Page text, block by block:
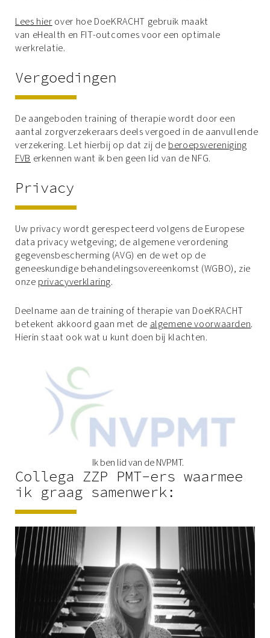
Lees hier over hoe DoeKRACHT gebruik maakt
van eHealth en FIT-outcomes voor een optimale
werkrelatie.
Vergoedingen
De aangeboden training of therapie wordt door een
aantal zorgverzekeraars deels vergoed in de aanvullende
verzekering. Let hierbij op dat zij de beroepsvereniging
FVB erkennen want ik ben geen lid van de NFG.
Privacy
Uw privacy wordt gerespecteerd volgens de Europese
data privacy wetgeving; de algemene verordening
gegevensbescherming (AVG) en de wet op de
geneeskundige behandelingsovereenkomst (WGBO), zie
onze privacyverklaring.
Deelname aan de training of therapie van DoeKRACHT
betekent akkoord gaan met de algemene voorwaarden.
Hierin staat ook wat u kunt doen bij klachten.
Ik ben lid van de NVPMT.
Collega ZZP PMT-ers waarmee
ik graag samenwerk: